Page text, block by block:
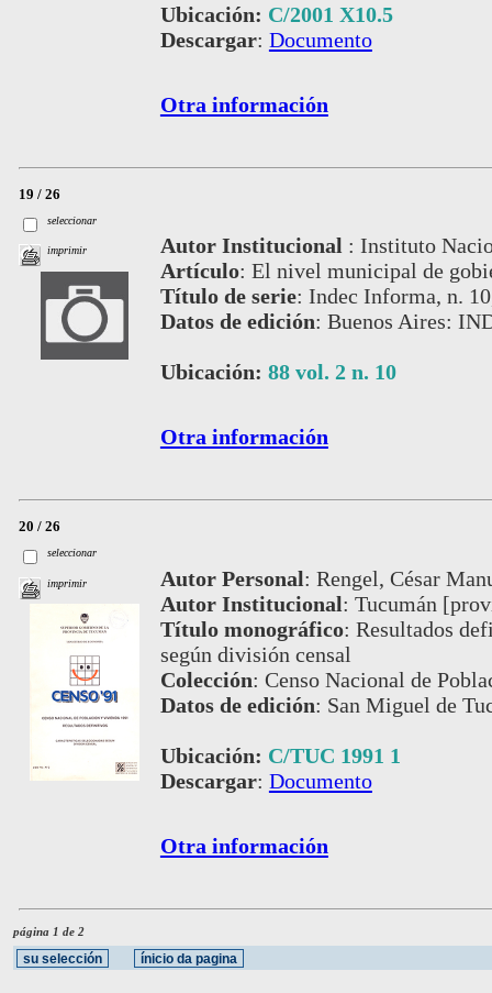
Ubicación: C/2001 X10.5
Descargar: Documento
Otra información
19 / 26
seleccionar
imprimir Autor Institucional : Instituto
Artículo: El nivel municipal de
Título de serie: Indec Informa, n.
Datos de edición: Buenos Aires:
Ubicación: 88 vol. 2 n. 10
Otra información
20 / 26
seleccionar
imprimir Autor Personal: Rengel, César
Autor Institucional: Tucumán
Título monográfico: Resultados
según división censal
Colección: Censo Nacional de
Datos de edición: San Miguel de
Ubicación: C/TUC 1991 1
Descargar: Documento
Otra información
página 1 de 2